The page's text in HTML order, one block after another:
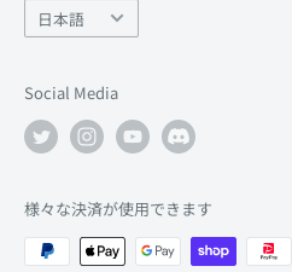
よくあるお問い合わせ
店舗情報
会社情報
日本語
Social Media
様々な決済が使用できます